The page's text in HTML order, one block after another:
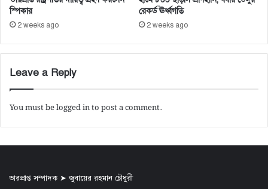
স্পিকার
2 weeks ago
রেকর্ড ঊর্ধ্বগতি
2 weeks ago
Leave a Reply
You must belogged into post a comment.
ভারপ্রাপ্ত সম্পাদক ➤ জুবায়ের রহমান চৌধুরী